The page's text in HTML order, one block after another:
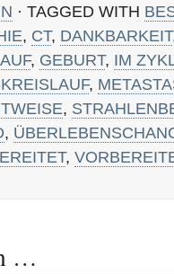
· TAGGED WITH
, CT, DANKBARKEIT
, GEBURT, IM
,
,
,
,
…